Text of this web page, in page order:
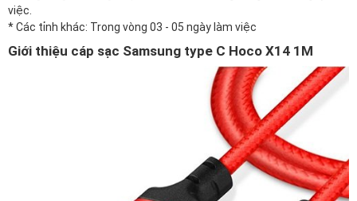
việc.
* Các tỉnh khác: Trong vòng 03 - 05 ngày làm việc
Giới thiệu cáp sạc Samsung type C Hoco X14 1M